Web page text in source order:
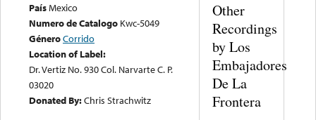
PaísMexico
Numero de Catalogo Kwc-5049
GéneroCorrido
Location of Label:
Dr. Vertiz No. 930 Col. Narvarte C. P.
03020
Donated By:Chris Strachwitz
Other
Recordings
by Los
Embajadores
De La
Frontera